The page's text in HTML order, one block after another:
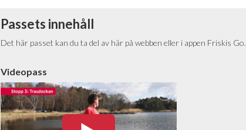
Passets innehåll
Det här passet kan du ta del av här på webben eller i appen Friskis Go.
Videopass